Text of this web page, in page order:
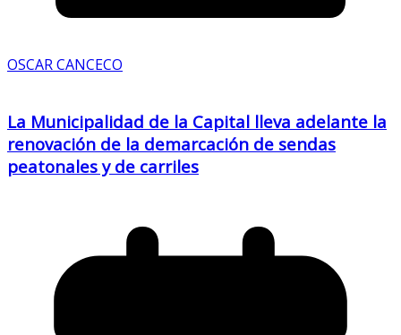
OSCAR CANCECO
La Municipalidad de la Capital lleva adelante la
renovación de la demarcación de sendas
peatonales y de carriles